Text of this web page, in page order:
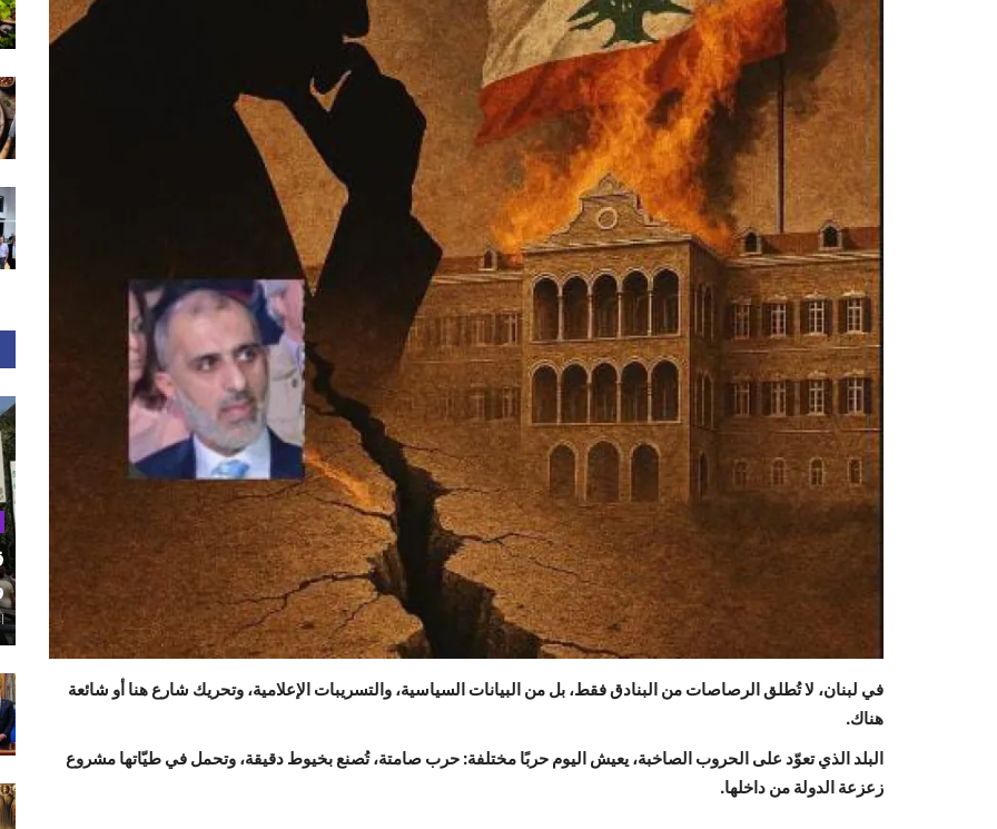
في لبنان، لا تُطلق الرصاصات من البنادق فقط، بل من البيانات السياسية، والتسريبات الإعلامية، وتحريك شارع هنا أو شائعة
هناك.
البلد الذي تعوّد على الحروب الصاخبة، يعيش اليوم حربًا مختلفة: حرب صامتة، تُصنع بخيوط دقيقة، وتحمل في طيّاتها مشروع
زعزعة الدولة من داخلها.